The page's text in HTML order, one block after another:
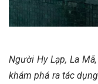
Người Hy Lạp, La
khám phá ra tác